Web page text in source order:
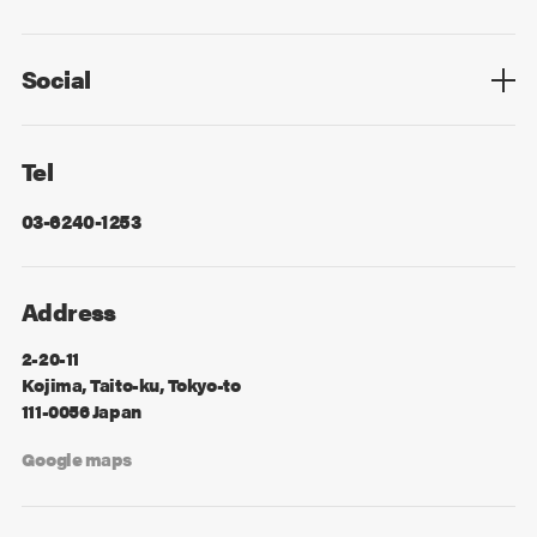
Social
Tel
03-6240-1253
Address
2-20-11
Kojima, Taito-ku, Tokyo-to
111-0056 Japan
Google maps